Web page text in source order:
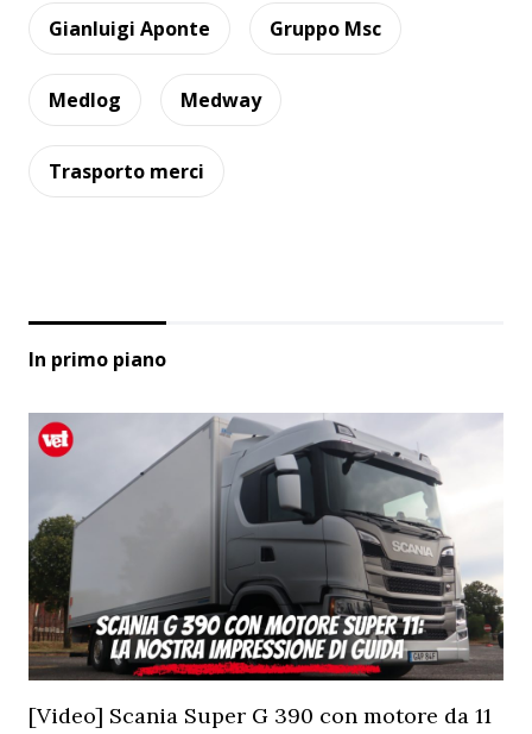
Gianluigi Aponte Gruppo Msc
Medlog Medway
Trasporto merci
In primo piano
[Video] Scania Super G 390 con motore da 11